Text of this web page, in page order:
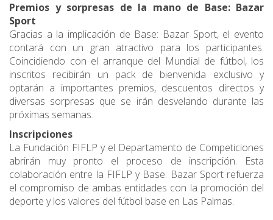
Premios y sorpresas de la mano de Base: Bazar
Sport
Gracias a la implicación de Base: Bazar Sport, el evento
contará con un gran atractivo para los participantes.
Coincidiendo con el arranque del Mundial de fútbol, los
inscritos recibirán un pack de bienvenida exclusivo y
optarán a importantes premios, descuentos directos y
diversas sorpresas que se irán desvelando durante las
próximas semanas.
Inscripciones
La Fundación FIFLP y el Departamento de Competiciones
abrirán muy pronto el proceso de inscripción. Esta
colaboración entre la FIFLP y Base: Bazar Sport refuerza
el compromiso de ambas entidades con la promoción del
deporte y los valores del fútbol base en Las Palmas.